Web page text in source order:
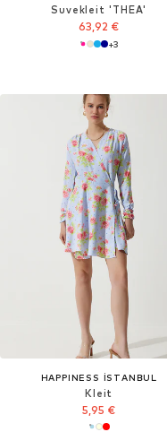
Suvekleit 'THEA'
63,92 €
+3
HAPPINESS İSTANBUL
Kleit
5,95 €